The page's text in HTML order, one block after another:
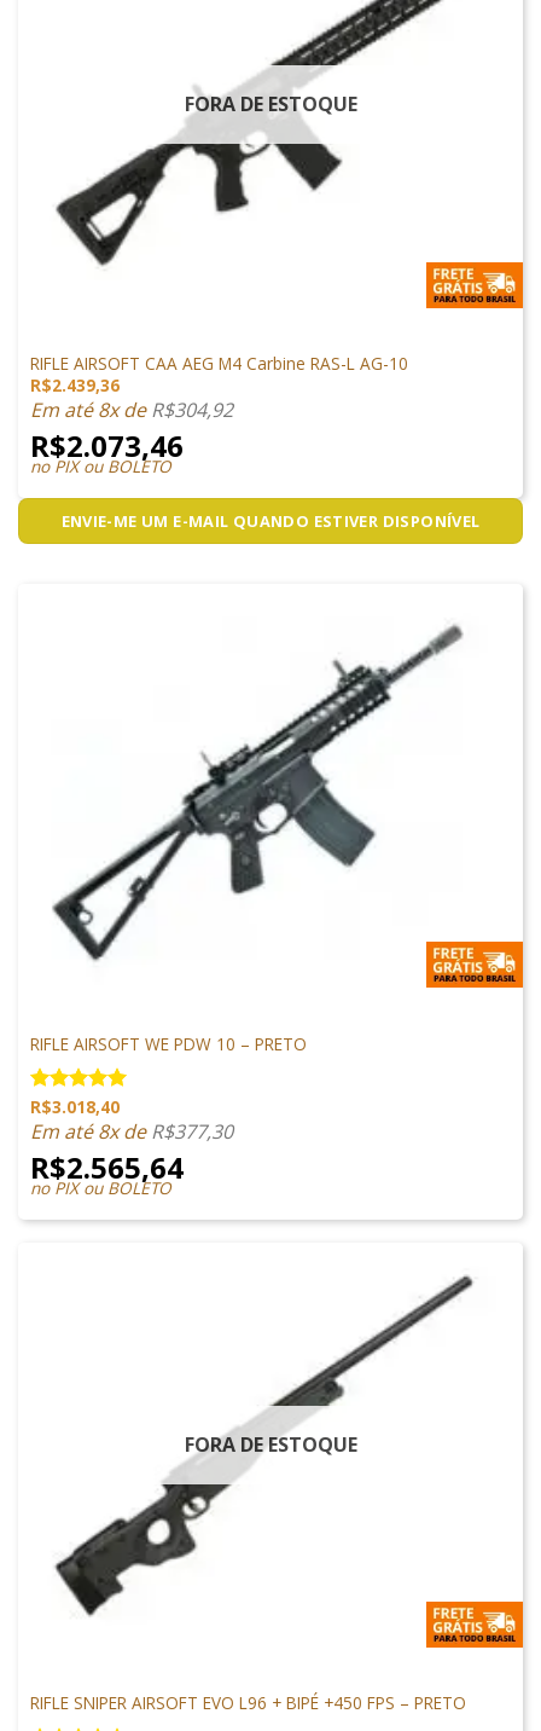
FORA DE ESTOQUE
RIFLE AIRSOFT CAA AEG M4 Carbine RAS-L AG-10
R$2.439,36
Em até 8x deR$304,92
R$2.073,46
no PIX ou BOLETO
ENVIE-ME UM E-MAIL QUANDO ESTIVER DISPONÍVEL
RIFLE AIRSOFT WE PDW 10 – PRETO
Avaliação
5.00 de 5
R$3.018,40
Em até 8x deR$377,30
R$2.565,64
no PIX ou BOLETO
FORA DE ESTOQUE
RIFLE SNIPER AIRSOFT EVO L96 + BIPÉ +450 FPS – PRETO